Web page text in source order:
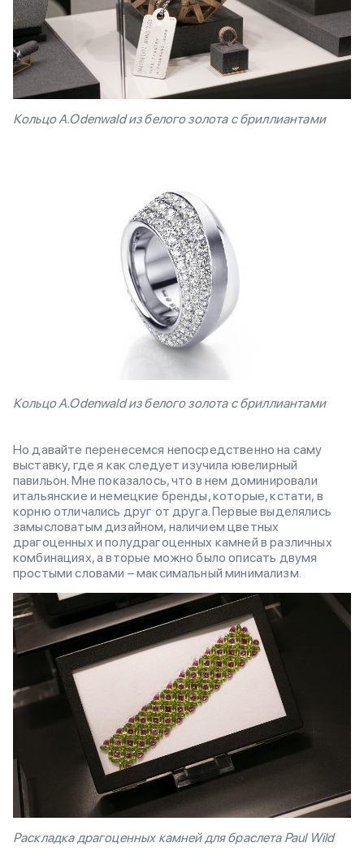
Кольцо A.Odenwald из белого золота с бриллиантами
Кольцо A.Odenwald из белого золота с бриллиантами
Но давайте перенесемся непосредственно на саму
выставку, где я как следует изучила ювелирный
павильон. Мне показалось, что в нем доминировали
итальянские и немецкие бренды, которые, кстати, в
корню отличались друг от друга. Первые выделялись
замысловатым дизайном, наличием цветных
драгоценных и полудрагоценных камней в различных
комбинациях, а вторые можно было описать двумя
простыми словами – максимальный минимализм.
Раскладка драгоценных камней для браслета Paul Wild